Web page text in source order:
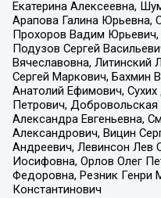
Екатерина Алексеевна,
Арапова Галина Юрьевна,
Прохоров Вадим
Подузов Сергей
Вячеславовна, Литинский
Сергей Маркович, Бахмин
Анатолий Ефимович,
Петрович,
Александра Евгеньевна,
Александрович, Вицин
Андреевич, Левинсон Лев
Иосифовна, Орлов Олег
Федоровна, Резник Генри
Константинович